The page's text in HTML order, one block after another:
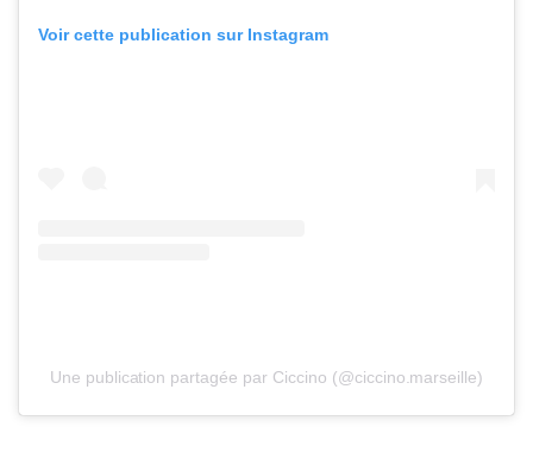
Voir cette publication sur Instagram
Une publication partagée par Ciccino (@ciccino.marseille)